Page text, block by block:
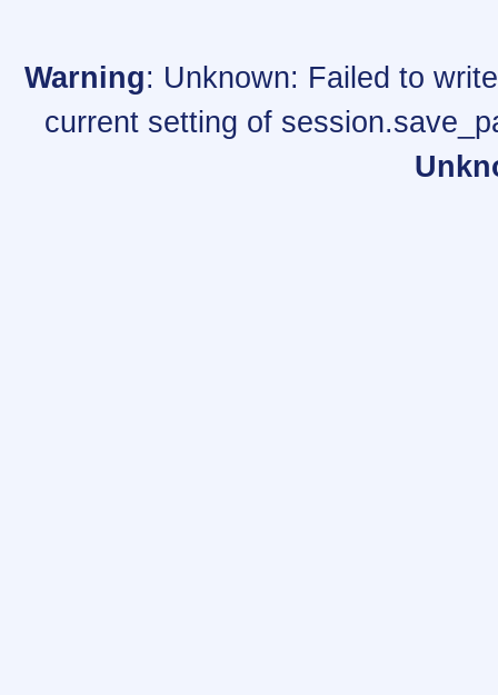
Warning: Unknown: Failed to
current setting of